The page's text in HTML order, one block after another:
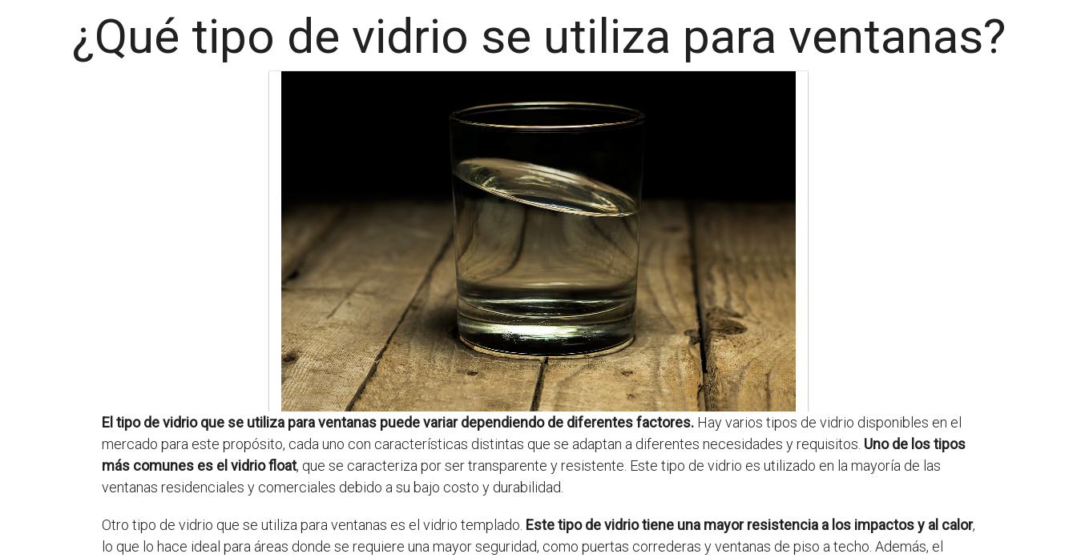
¿Qué tipo de vidrio se utiliza para ventanas?
El tipo de vidrio que se utiliza para ventanas puede variar dependiendo de diferentes factores. Hay varios tipos de vidrio disponibles en el
mercado para este propósito, cada uno con características distintas que se adaptan a diferentes necesidades y requisitos. Uno de los tipos
más comunes es el vidrio float, que se caracteriza por ser transparente y resistente. Este tipo de vidrio es utilizado en la mayoría de las
ventanas residenciales y comerciales debido a su bajo costo y durabilidad.
Otro tipo de vidrio que se utiliza para ventanas es el vidrio templado. Este tipo de vidrio tiene una mayor resistencia a los impactos y al calor,
lo que lo hace ideal para áreas donde se requiere una mayor seguridad, como puertas correderas y ventanas de piso a techo. Además, el